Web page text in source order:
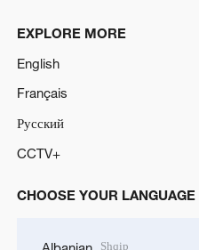
EXPLORE MORE
English
Français
Русский
CCTV+
CHOOSE YOUR LANGUAGE
Shqip